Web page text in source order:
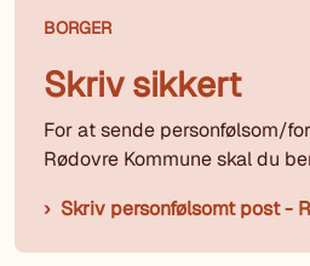
BORGER
Skriv sikkert
For at sende personfølsom/
Rødovre Kommune skal du
Skriv personfølsomt post -